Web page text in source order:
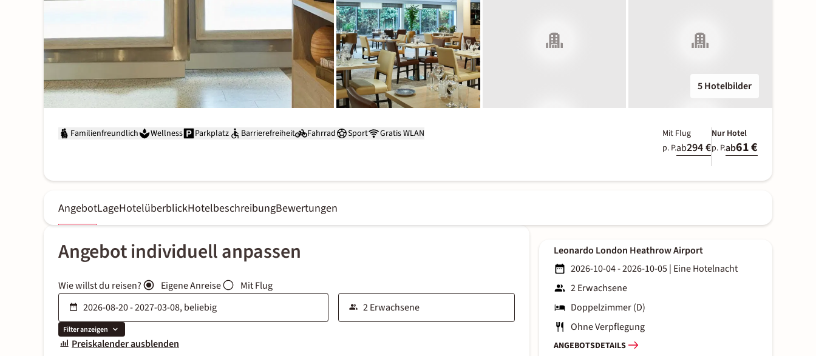
5 Hotelbilder
Familienfreundlich Wellness Parkplatz Barrierefreiheit Fahrrad Sport Gratis WLAN
Mit Flug
p. P.ab294 €
Nur Hotel
p. P.ab61 €
AngebotLageHotelüberblickHotelbeschreibungBewertungen
Angebot individuell anpassen
Wie willst du reisen? Eigene Anreise Mit Flug
Filter anzeigen
Preiskalender ausblenden
Leonardo London Heathrow Airport
2026-10-04 - 2026-10-05| Eine Hotelnacht
2 Erwachsene
Doppelzimmer (D)
Ohne Verpflegung
ANGEBOTSDETAILS